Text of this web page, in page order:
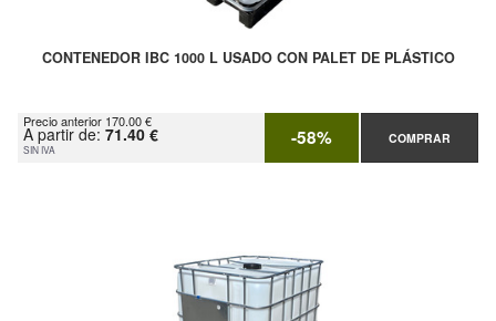
CONTENEDOR IBC 1000 L USADO CON PALET DE PLÁSTICO
Precio anterior 170.00 €
A partir de: 71.40 €
SIN IVA -58% COMPRAR